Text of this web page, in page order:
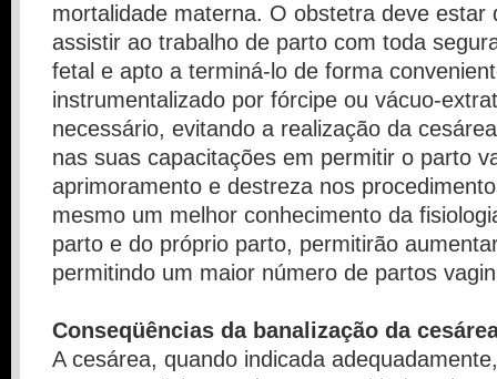
mortalidade materna. O obstetra deve estar
assistir ao trabalho de parto com toda
fetal e apto a terminá-lo de forma
instrumentalizado por fórcipe ou vácuo-
necessário, evitando a realização da
nas suas capacitações em permitir o parto
aprimoramento e destreza nos
mesmo um melhor conhecimento da
parto e do próprio parto, permitirão
permitindo um maior número de partos
Conseqüências da banalização da
A cesárea, quando indicada